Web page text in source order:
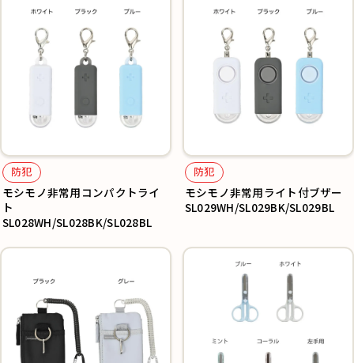
防犯
モシモノ非常用コンパクトライ
ト
SL028WH/SL028BK/SL028BL
防犯
モシモノ非常用ライト付ブザー
SL029WH/SL029BK/SL029BL